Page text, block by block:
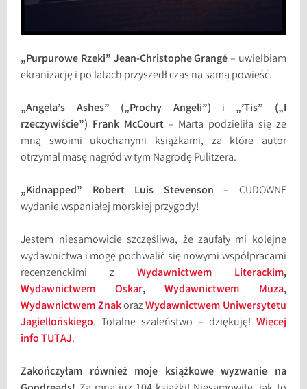
„Purpurowe Rzeki” Jean-Christophe Grangé– uwielbiam
ekranizację i po latach przyszedł czas na samą powieść.
„Angela’s Ashes” („Prochy Angeli”) i „’Tis” („I
rzeczywiście”) Frank McCourt– Marta podzieliła się ze
mną swoimi ukochanymi książkami, za które autor
otrzymał masę nagród w tym Nagrodę Pulitzera.
„Kidnapped” Robert Luis Stevenson – CUDOWNE
wydanie wspaniałej morskiej przygody!
Jestem niesamowicie szczęśliwa, że zaufały mi kolejne
wydawnictwa i mogę pochwalić się nowymi współpracami
recenzenckimi z Wydawnictwem Literackim,
Wydawnictwem Oskar,Wydawnictwem Muza,
Wydawnictwem ZnakorazWydawnictwem Uniwersytetu
Jagiellońskiego. Totalne szaleństwo – dziękuję! Więcej
info TUTAJ.
Zakończyłam również moje książkowe wyzwanie na